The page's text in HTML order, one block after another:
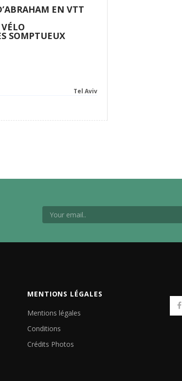
EN VTT
SOMPTUEUX
Tel Aviv
MENTIONS LÉGALES
Mentions légales
Conditions
Crédits Photos